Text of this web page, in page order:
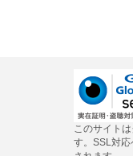
このサイト
す。SSL対